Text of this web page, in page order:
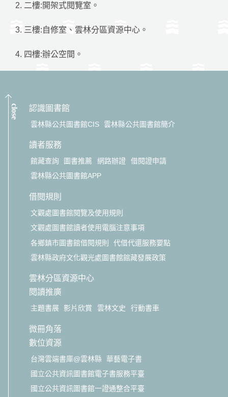
2. 二樓:開架式閱覽室。
3. 三樓:自修室、雲林分區資源中心。
4. 四樓:辦公空間。
close 認識圖書館
雲林縣公共圖書館CIS 雲林縣公共圖書館簡介
讀者服務
館藏查詢 圖書推薦 網路辦證
借閱證申請
雲林縣公共圖書館APP
借閱規則
文觀處圖書館閱覽及使用規則
文觀處圖書館讀者使用電腦注意事項
各鄉鎮市圖書館借閱規則
代借代還服務要點
雲林縣政府文化觀光處圖書館館藏發展政策
雲林分區資源中心
閱讀推廣
主題書展 影片欣賞 雲林文史 行動書車
微冊角落
數位資源
台灣雲端書庫@雲林縣
華藝電子書
國立公共資訊圖書館電子書服務平臺
國立公共資訊圖書館一證通整合平臺